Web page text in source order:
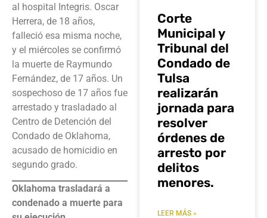
al hospital Integris. Oscar
Herrera, de 18 años,
falleció esa misma noche,
y el miércoles se confirmó
la muerte de Raymundo
Fernández, de 17 años. Un
sospechoso de 17 años fue
arrestado y trasladado al
Centro de Detención del
Condado de Oklahoma,
acusado de homicidio en
segundo grado.
Oklahoma trasladará a
condenado a muerte para
Corte
Municipal y
Tribunal del
Condado de
Tulsa
realizarán
jornada para
resolver
órdenes de
arresto por
delitos
menores.
LEER MÁS »